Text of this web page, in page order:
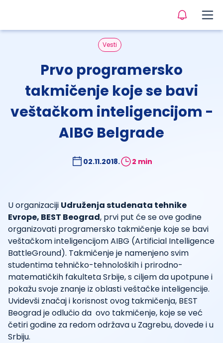
Vesti
Prvo programersko
takmičenje koje se bavi
veštačkom inteligencijom -
AIBG Belgrade
02.11.2018. 2 min
U organizaciji Udruženja studenata tehnike
Evrope, BEST Beograd, prvi put će se ove godine
organizovati programersko takmičenje koje se bavi
veštačkom inteligencijom AIBG (Artificial Intelligence
BattleGround). Takmičenje je namenjeno svim
studentima tehničko-tehnoloških i prirodno-
matematičkih fakulteta Srbije, s ciljem da upotpune i
pokažu svoje znanje iz oblasti veštačke inteligencije.
Uvidevši značaj i korisnost ovog takmičenja, BEST
Beograd je odlučio da ovo takmičenje, koje se već
četiri godine za redom održava u Zagrebu, dovede i u
Srbiju.